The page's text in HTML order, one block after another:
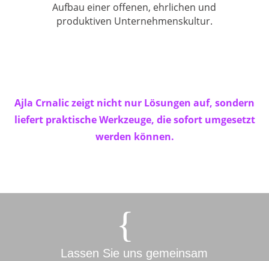
Aufbau einer offenen, ehrlichen und
produktiven Unternehmenskultur.
Ajla Crnalic zeigt nicht nur Lösungen auf, sondern
liefert praktische Werkzeuge, die sofort umgesetzt
werden können.
Lassen Sie uns gemeinsam